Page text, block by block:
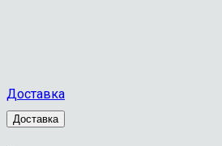
Доставка
Доставка